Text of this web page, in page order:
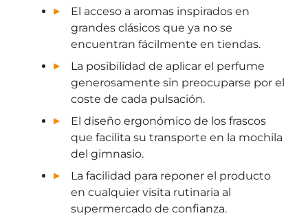
El acceso a aromas inspirados en
grandes clásicos que ya no se
encuentran fácilmente en tiendas.
La posibilidad de aplicar el perfume
generosamente sin preocuparse por el
coste de cada pulsación.
El diseño ergonómico de los frascos
que facilita su transporte en la mochila
del gimnasio.
La facilidad para reponer el producto
en cualquier visita rutinaria al
supermercado de confianza.